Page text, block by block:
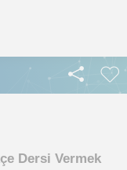
Dersi Vermek